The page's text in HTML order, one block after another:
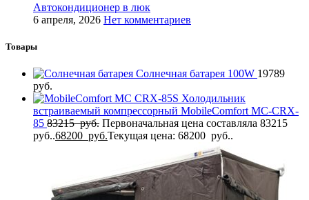
Автокондиционер в люк
6 апреля, 2026 Нет комментариев
Товары
Солнечная батарея 100W 19789
руб.
Холодильник
встраиваемый компрессорный MobileComfort MC-CRX-
85 83215руб. Первоначальная цена составляла 83215
руб..68200 руб.Текущая цена: 68200 руб..